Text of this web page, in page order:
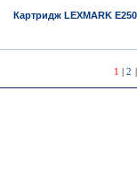
Картридж LEXMARK
1 | 2